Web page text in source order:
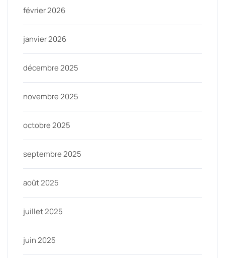
février 2026
janvier 2026
décembre 2025
novembre 2025
octobre 2025
septembre 2025
août 2025
juillet 2025
juin 2025